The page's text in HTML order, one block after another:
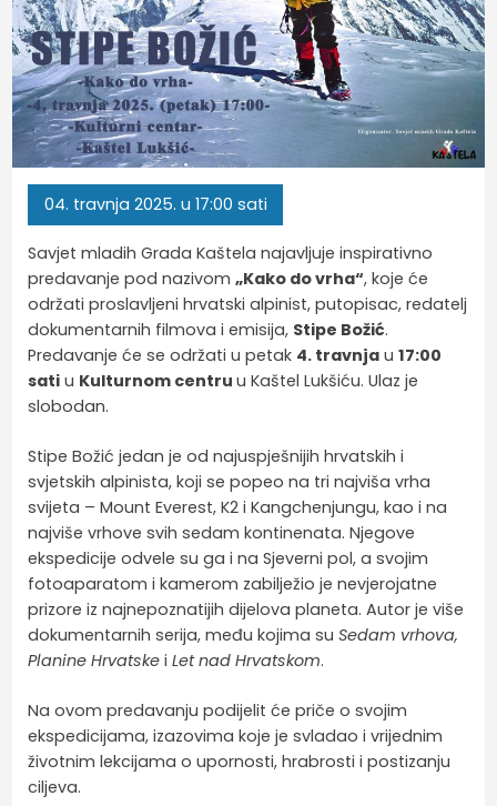
04. travnja 2025. u 17:00 sati
Savjet mladih Grada Kaštela najavljuje inspirativno
predavanje pod nazivom„Kako do vrha“, koje će
održati proslavljeni hrvatski alpinist, putopisac, redatelj
dokumentarnih filmova i emisija, Stipe Božić.
Predavanje će se održati u petak 4. travnja u17:00
sati u Kulturnom centruu Kaštel Lukšiću. Ulaz je
slobodan.
Stipe Božić jedan je od najuspješnijih hrvatskih i
svjetskih alpinista, koji se popeo na tri najviša vrha
svijeta – Mount Everest, K2 i Kangchenjungu, kao i na
najviše vrhove svih sedam kontinenata. Njegove
ekspedicije odvele su ga i na Sjeverni pol, a svojim
fotoaparatom i kamerom zabilježio je nevjerojatne
prizore iz najnepoznatijih dijelova planeta. Autor je više
dokumentarnih serija, među kojima suSedam vrhova,
Planine Hrvatske iLet nad Hrvatskom.
Na ovom predavanju podijelit će priče o svojim
ekspedicijama, izazovima koje je svladao i vrijednim
životnim lekcijama o upornosti, hrabrosti i postizanju
ciljeva.